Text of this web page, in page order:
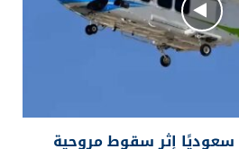
مواطنًا سعوديًا إثر سقوط مروحية